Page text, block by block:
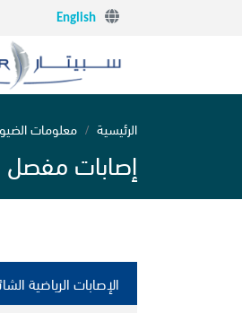
English
الرئيسية معلومات
إصابات مفصل
الإصابات الرياضية